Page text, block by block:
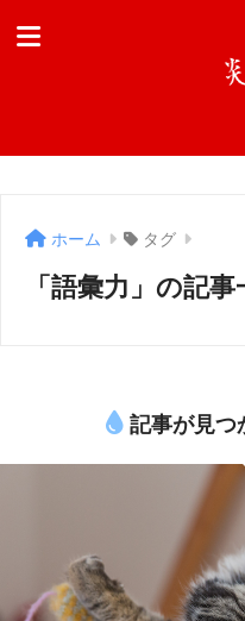
ホーム タグ
「語彙力」の記事
記事が見つ